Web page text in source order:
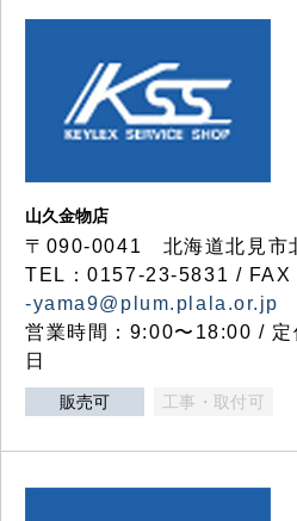
山久金物店
〒090-0041 北海道北見市
TEL：0157-23-5831 /
-yama9@plum.plala.or.jp
営業時間：9:00〜18:00 / 定
日
販売可 工事・取付可